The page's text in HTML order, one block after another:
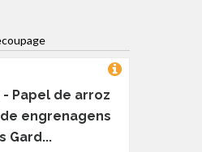
- Papel de arroz
engrenagens
Gard...